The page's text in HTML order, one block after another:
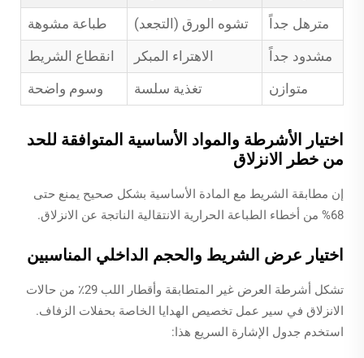
مترهل جداً
تشوه الورق (التجعد)
طباعة مشوهة
مشدود جداً
الاهتراء المبكر
انقطاع الشريط
متوازن
تغذية سلسة وسوم واضحة
اختيار الأشرطة والمواد الأساسية المتوافقة للحد
من خطر الانزلاق
إن مطابقة الشريط مع المادة الأساسية بشكل صحيح يمنع حتى
68% من أخطاء الطباعة الحرارية الانتقالية الناتجة عن الانزلاق.
اختيار عرض الشريط والحجم الداخلي المناسبين
تشكل أشرطة العرض غير المتطابقة وأقطار اللب 29٪ من حالات
الانزلاق في سير عمل تخصيص الهدايا الخاصة بحفلات الزفاف.
استخدم جدول الإشارة السريع هذا: